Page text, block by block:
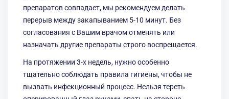
препаратов совпадает, мы рекомендуем делать
перерыв между закапыванием 5-10 минут. Без
согласования с Вашим врачом отменять или
назначать другие препараты строго воспрещается.
На протяжении 3-х недель, нужно особенно
тщательно соблюдать правила гигиены, чтобы не
вызвать инфекционный процесс. Нельзя тереть